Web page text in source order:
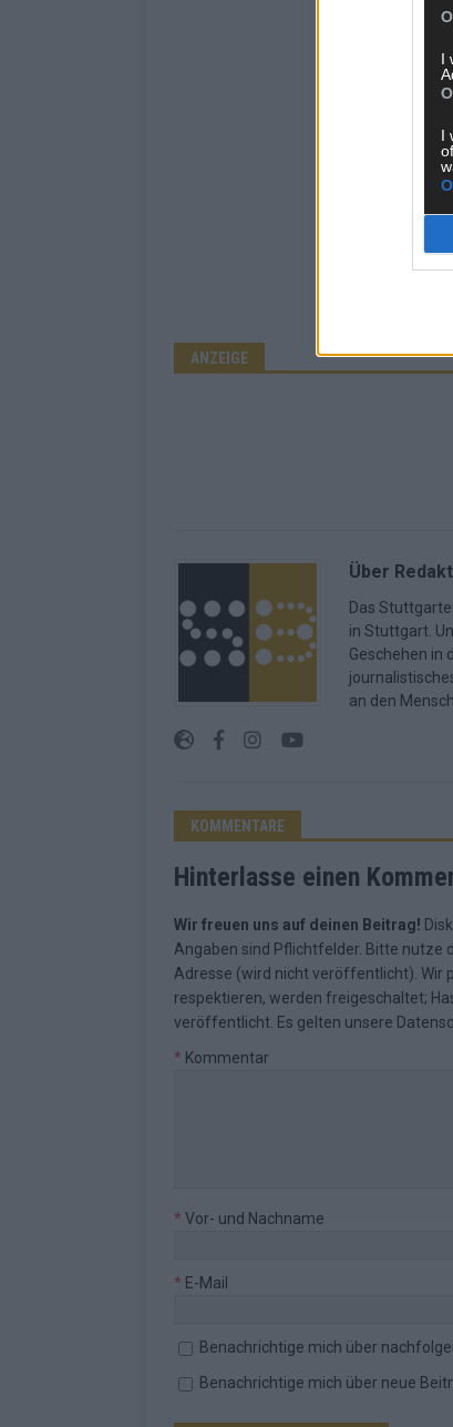
I
I
ANZEIGE
Über
Das
in Stuttgart.
Geschehen in
an den
KOMMENTARE
Hinterlasse einen
Wir freuen uns auf deinen Beitrag!
Angaben sind Pflichtfelder. Bitte nutze
Adresse (wird nicht veröffentlicht). Wir
respektieren, werden freigeschaltet;
veröffentlicht. Es gelten unsere
* Kommentar
* Vor- und Nachname
* E-Mail
Benachrichtige mich über
Benachrichtige mich über neue